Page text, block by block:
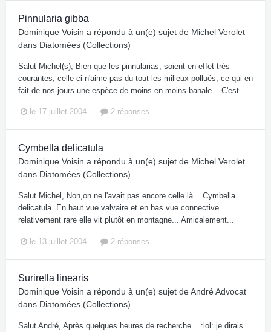
Pinnularia gibba
Dominique Voisin a répondu à un(e) sujet de Michel Verolet
dans Diatomées (Collections)
Salut Michel(s), Bien que les pinnularias, soient en effet très
courantes, celle ci n'aime pas du tout les milieux pollués, ce qui en
fait de nos jours une espèce de moins en moins banale... C'est...
le 17 juillet 2004 2 réponses
Cymbella delicatula
Dominique Voisin a répondu à un(e) sujet de Michel Verolet
dans Diatomées (Collections)
Salut Michel, Non,on ne l'avait pas encore celle là... Cymbella
delicatula. En haut vue valvaire et en bas vue connective.
relativement rare elle vit plutôt en montagne... Amicalement...
le 13 juillet 2004 2 réponses
Surirella linearis
Dominique Voisin a répondu à un(e) sujet deAndré Advocat
dans Diatomées (Collections)
Salut André, Après quelques heures de recherche... :lol: je dirais